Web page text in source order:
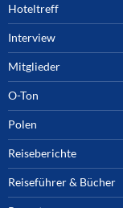
Hoteltreff
Interview
Mitglieder
O-Ton
Polen
Reiseberichte
Reiseführer & Bücher